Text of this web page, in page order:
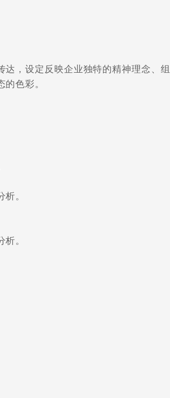
，设定反映企业独特的精神理念、组
色彩。
。
。